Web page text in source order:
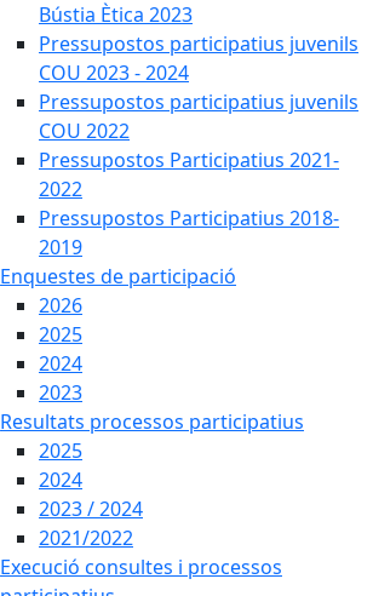
Bústia Ètica 2023
Pressupostos participatius juvenils
COU 2023 - 2024
Pressupostos participatius juvenils
COU 2022
Pressupostos Participatius 2021-
2022
Pressupostos Participatius 2018-
2019
Enquestes de participació
2026
2025
2024
2023
Resultats processos participatius
2025
2024
2023 / 2024
2021/2022
Execució consultes i processos